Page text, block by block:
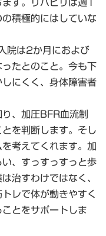
積極的にはしていな
院は2か月におよび
たとのこと。今も下
にくく、身体障害者
、加圧BFR血流制
を判断します。そし
考えてくれます。加
、すっすっすっと歩
治すわけではなく、
レで体が動きやすく
とをサポートしま